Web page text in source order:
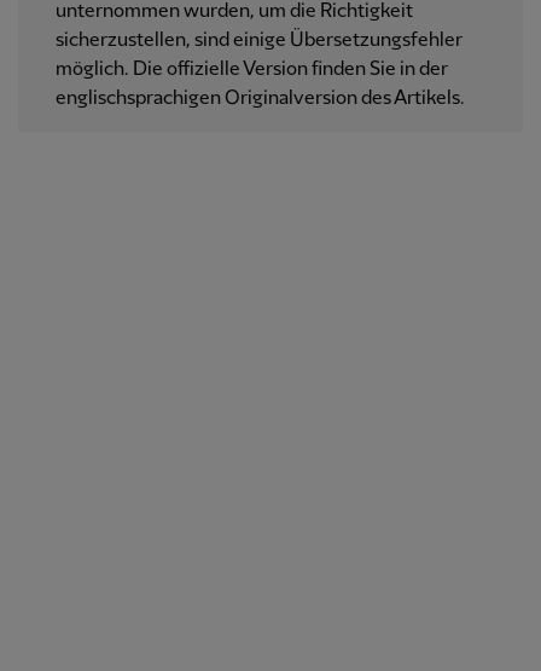
unternommen wurden, um die Richtigkeit
sicherzustellen, sind einige Übersetzungsfehler
möglich. Die offizielle Version finden Sie in der
englischsprachigen Originalversion des Artikels.